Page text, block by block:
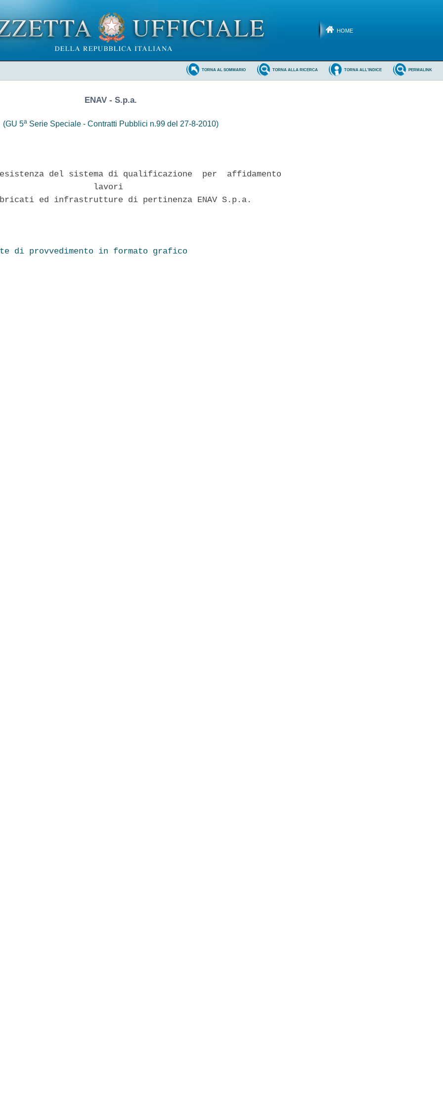
HOME
PERMALINK
TORNA ALL'INDICE
TORNA ALLA RICERCA
TORNA AL SOMMARIO
ENAV - S.p.a.
(GU 5a Serie Speciale - Contratti Pubblici n.99 del 27-8-2010)
del sistema di qualificazione  per  affidamento
lavori
ed infrastrutture di pertinenza ENAV S.p.a.
di provvedimento in formato grafico